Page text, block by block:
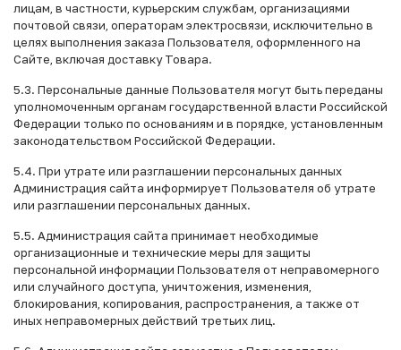
лицам, в частности, курьерским службам, организациями
почтовой связи, операторам электросвязи, исключительно в
целях выполнения заказа Пользователя, оформленного на
Сайте, включая доставку Товара.
5.3. Персональные данные Пользователя могут быть переданы
уполномоченным органам государственной власти Российской
Федерации только по основаниям и в порядке, установленным
законодательством Российской Федерации.
5.4. При утрате или разглашении персональных данных
Администрация сайта информирует Пользователя об утрате
или разглашении персональных данных.
5.5. Администрация сайта принимает необходимые
организационные и технические меры для защиты
персональной информации Пользователя от неправомерного
или случайного доступа, уничтожения, изменения,
блокирования, копирования, распространения, а также от
иных неправомерных действий третьих лиц.